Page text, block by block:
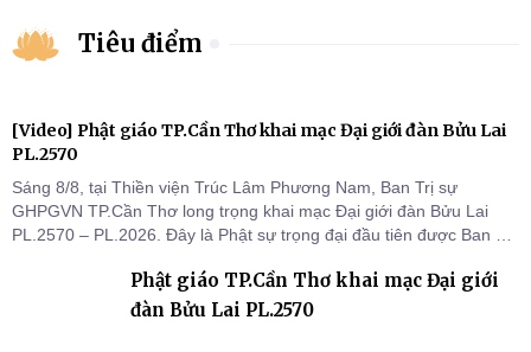
Tiêu điểm
[Video] Phật giáo TP.Cần Thơ khai mạc Đại giới đàn Bửu Lai
PL.2570
Sáng 8/8, tại Thiền viện Trúc Lâm Phương Nam, Ban Trị sự
GHPGVN TP.Cần Thơ long trọng khai mạc Đại giới đàn Bửu Lai
PL.2570 – PL.2026. Đây là Phật sự trọng đại đầu tiên được Ban Trị
thứ I, thể hiện sự quan tâm đối với công tác truyền giới, đào tạo
Tăng tài và tiếp nối mạng mạch Tăng-g
Phật giáo TP.Cần Thơ khai mạc Đại giới
đàn Bửu Lai PL.2570